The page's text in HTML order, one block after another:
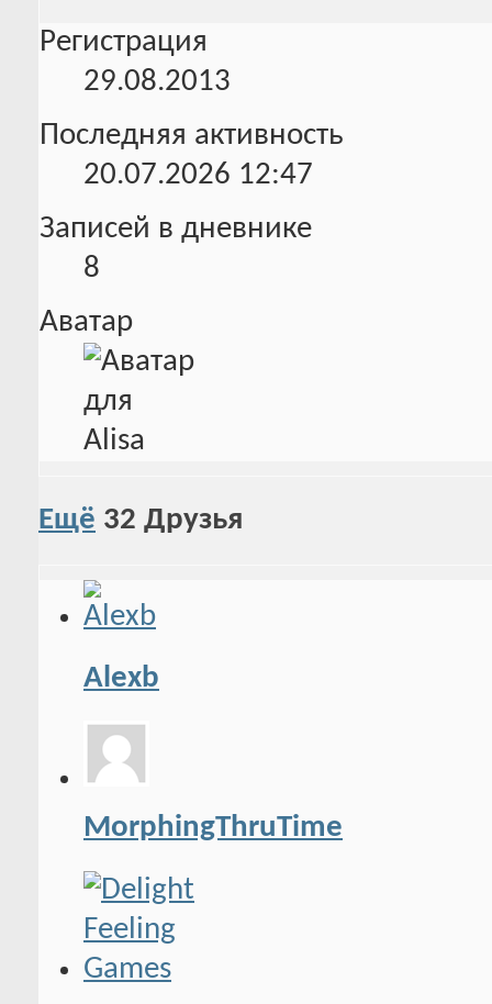
Регистрация
29.08.2013
Последняя активность
20.07.2026 12:47
Записей в дневнике
8
Аватар
Ещё 32 Друзья
Alexb
MorphingThruTime